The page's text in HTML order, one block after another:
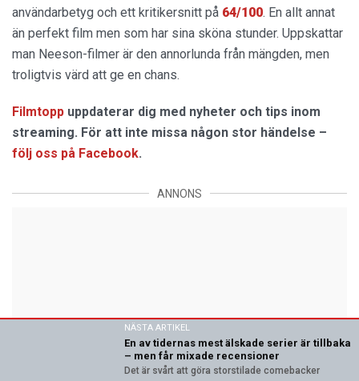
användarbetyg och ett kritikersnitt på 64/100. En allt annat
än perfekt film men som har sina sköna stunder. Uppskattar
man Neeson-filmer är den annorlunda från mängden, men
troligtvis värd att ge en chans.
Filmtopp uppdaterar dig med nyheter och tips inom
streaming. För att inte missa någon stor händelse –
följ oss på Facebook.
ANNONS
NÄSTA ARTIKEL
En av tidernas mest älskade serier är tillbaka
– men får mixade recensioner
Det är svårt att göra storstilade comebacker